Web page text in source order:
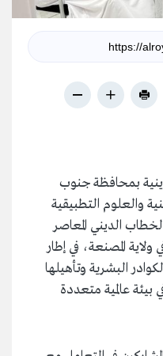
بمحافظة جنوب
والعلوم التطبيقية
الديني المعاصر
ولاية المصنعة، في إطار
البشرية وتأهيلها
بيئة عالمية متعددة